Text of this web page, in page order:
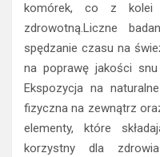
komórek, co z kolei
zdrowotną.Liczne
spędzanie czasu na
na poprawę jakości
Ekspozycja na
fizyczna na zewnątrz
elementy, które
korzystny dla